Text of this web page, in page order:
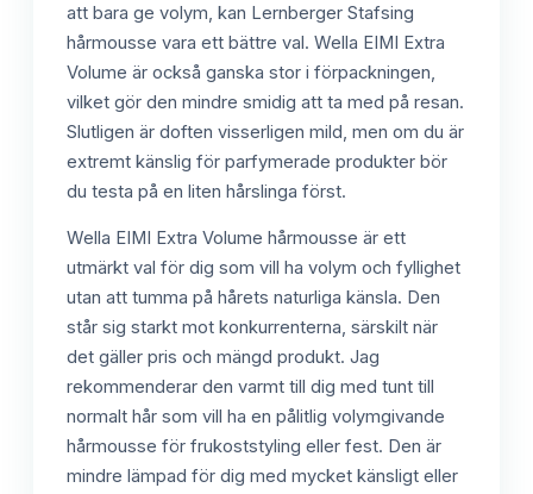
att bara ge volym, kan Lernberger Stafsing
hårmousse vara ett bättre val. Wella EIMI Extra
Volume är också ganska stor i förpackningen,
vilket gör den mindre smidig att ta med på resan.
Slutligen är doften visserligen mild, men om du är
extremt känslig för parfymerade produkter bör
du testa på en liten hårslinga först.
Wella EIMI Extra Volume hårmousse är ett
utmärkt val för dig som vill ha volym och fyllighet
utan att tumma på hårets naturliga känsla. Den
står sig starkt mot konkurrenterna, särskilt när
det gäller pris och mängd produkt. Jag
rekommenderar den varmt till dig med tunt till
normalt hår som vill ha en pålitlig volymgivande
hårmousse för frukoststyling eller fest. Den är
mindre lämpad för dig med mycket känsligt eller